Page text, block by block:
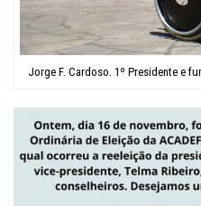
Jorge F. Cardoso. 1º Presidente e